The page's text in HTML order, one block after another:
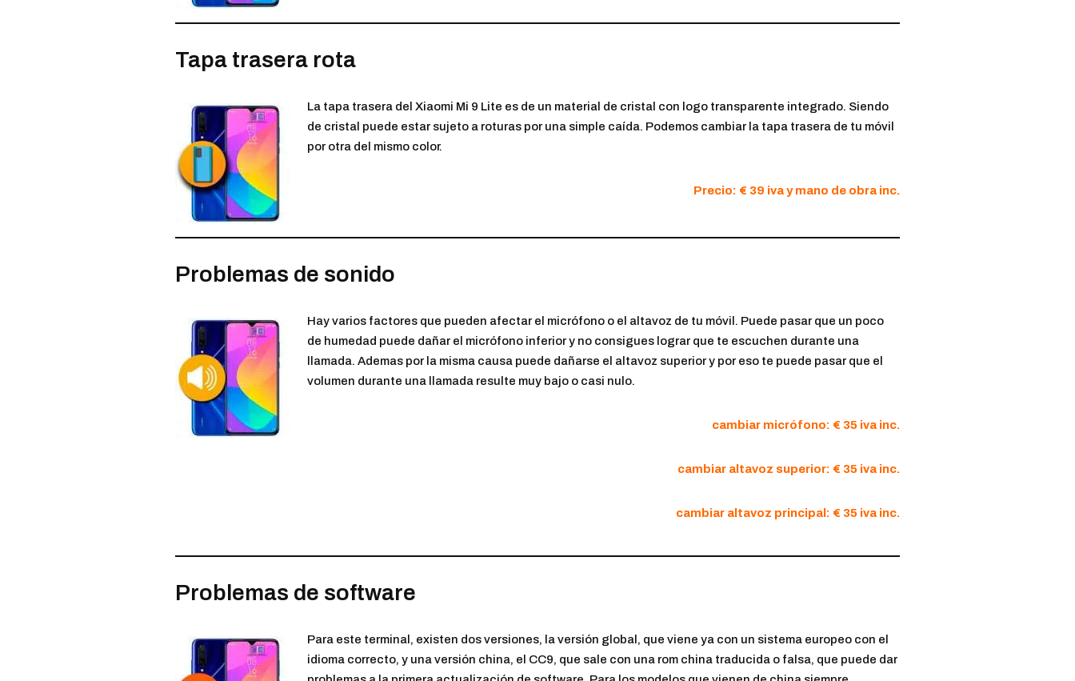
Tapa trasera rota
La tapa trasera del Xiaomi Mi 9 Lite es de un material de cristal con logo transparente integrado. Siendo
de cristal puede estar sujeto a roturas por una simple caída. Podemos cambiar la tapa trasera de tu móvil
por otra del mismo color.
Precio: € 39 iva y mano de obra inc.
Problemas de sonido
Hay varios factores que pueden afectar el micrófono o el altavoz de tu móvil. Puede pasar que un poco
de humedad puede dañar el micrófono inferior y no consigues lograr que te escuchen durante una
llamada. Ademas por la misma causa puede dañarse el altavoz superior y por eso te puede pasar que el
volumen durante una llamada resulte muy bajo o casi nulo.
cambiar micrófono: € 35 iva inc.
cambiar altavoz superior: € 35 iva inc.
cambiar altavoz principal: € 35 iva inc.
Problemas de software
Para este terminal, existen dos versiones, la versión global, que viene ya con un sistema europeo con el
idioma correcto, y una versión china, el CC9, que sale con una rom china traducida o falsa, que puede dar